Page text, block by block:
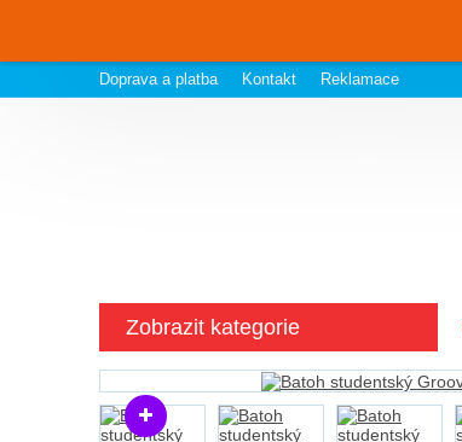
Doprava a platba Kontakt Reklamace
Zobrazit kategorie